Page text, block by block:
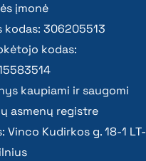
įmonė
kodas: 306205513
kodas:
kaupiami ir saugomi
asmenų registre
Vinco Kudirkos g. 18-1 LT-